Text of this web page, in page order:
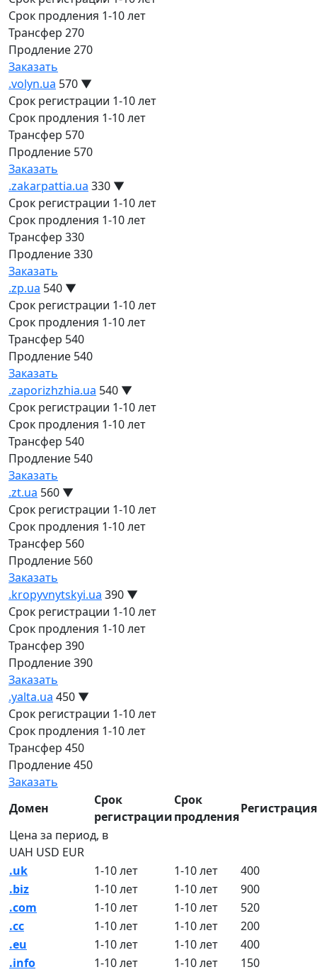
Срок продления 1-10 лет
Трансфер 270
Продление270
Заказать
.volyn.ua 570 ▼
Срок регистрации 1-10 лет
Срок продления 1-10 лет
Трансфер 570
Продление 570
Заказать
.zakarpattia.ua 330 ▼
Срок регистрации 1-10 лет
Срок продления 1-10 лет
Трансфер 330
Продление330
Заказать
.zp.ua 540 ▼
Срок регистрации 1-10 лет
Срок продления 1-10 лет
Трансфер 540
Продление 540
Заказать
.zaporizhzhia.ua 540 ▼
Срок регистрации 1-10 лет
Срок продления 1-10 лет
Трансфер 540
Продление 540
Заказать
.zt.ua 560 ▼
Срок регистрации 1-10 лет
Срок продления 1-10 лет
Трансфер 560
Продление 560
Заказать
.kropyvnytskyi.ua 390 ▼
Срок регистрации 1-10 лет
Срок продления 1-10 лет
Трансфер 390
Продление390
Заказать
.yalta.ua 450 ▼
Срок регистрации 1-10 лет
Срок продления 1-10 лет
Трансфер 450
Продление450
Заказать
Домен
Срок
регистрации
Срок
продления
Регистрация
Цена за период, в
UAH USD EUR
.uk
1-10 лет 1-10 лет
400
.biz
1-10 лет 1-10 лет
900
.com
1-10 лет 1-10 лет
520
.cc
1-10 лет 1-10 лет
200
.eu
1-10 лет 1-10 лет
400
.info
1-10 лет 1-10 лет 150